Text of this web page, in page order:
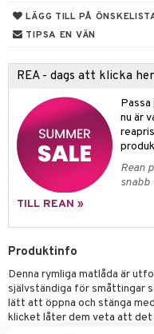
LÄGG TILL PÅ
TIPSA EN VÄN
REA - dags att klicka
nu är
Rean
snabb
TILL REAN »
Produktinfo
Denna rymliga matlåda är
självständiga för småttingar
lätt att öppna och stänga
klicket låter dem veta att
Pet Shop
- Hästar
Wild Life
Zhu Pets
Prinsessor
Dollhouse
Friends
Barn
Love
Stockholm
Hoppetossa
Villa Villerkulla
& Gungdjur
Åberg
Prinsessor
Bluey
Creator
Disney
Disney Princess
DUPLO
& Köksredskap
leksaker